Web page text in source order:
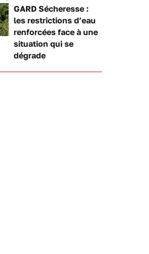
GARD Sécheresse :
les restrictions d’eau
renforcées face à une
situation qui se
dégrade